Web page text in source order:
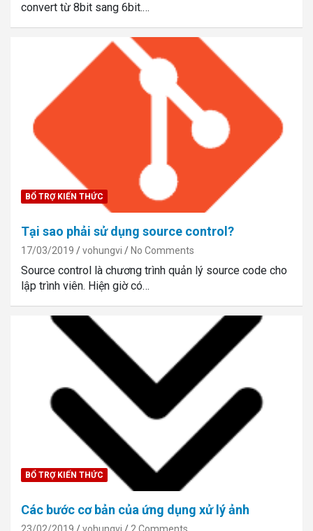
convert từ 8bit sang 6bit.…
BỔ TRỢ KIẾN THỨC
Tại sao phải sử dụng source control?
17/03/2019 vohungvi No Comments
Source control là chương trình quản lý source code cho
lập trình viên. Hiện giờ có…
BỔ TRỢ KIẾN THỨC
Các bước cơ bản của ứng dụng xử lý ảnh
23/02/2019 vohungvi 2 Comments